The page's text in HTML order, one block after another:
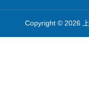
Copyright © 2026